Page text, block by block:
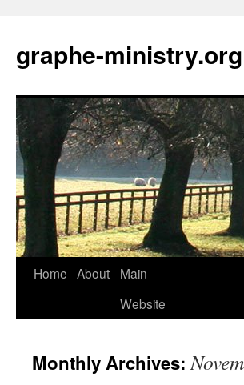
content
graphe-ministry.org
Home About
Main
Website
Monthly Archives: